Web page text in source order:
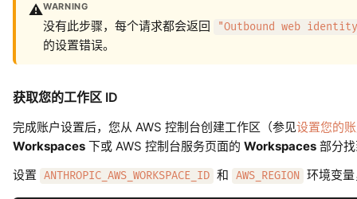
⚠️WARNING
没有此步骤，每个请求都会返回 "Outbound web
的设置错误。
获取您的工作区 ID
完成账户设置后，您从 AWS 控制台创建工作区（参见设置您的
Workspaces 下或 AWS 控制台服务页面的 Workspaces 部分
设置
ANTHROPIC_AWS_WORKSPACE_ID 和 AWS_REGION 环境变